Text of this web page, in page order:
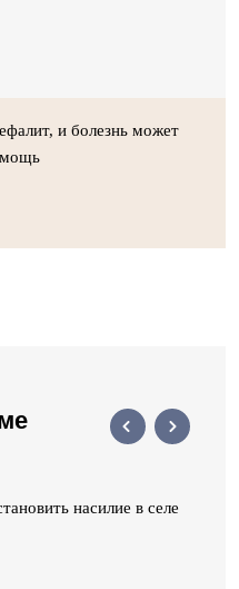
и болезнь может
насилие в селе